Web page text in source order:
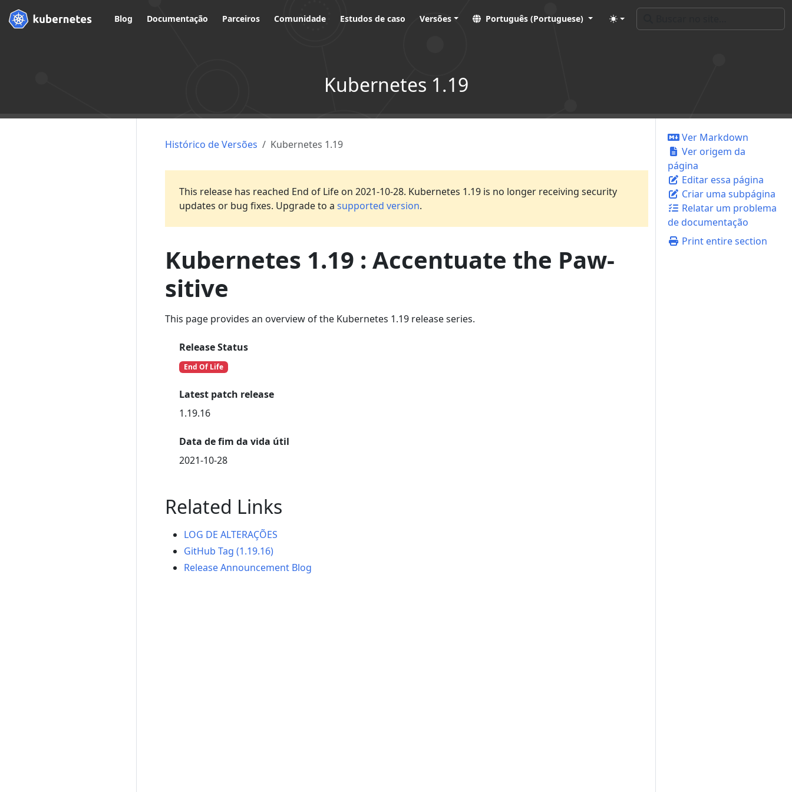
Blog Documentação Parceiros Comunidade Estudos de caso Versões Português (Portuguese)
Kubernetes 1.19
Ver Markdown
Ver origem da
página
Editar essa página
Criar uma subpágina
Relatar um problema
de documentação
Print entire section
Histórico de Versões Kubernetes 1.19
This release has reached End of Life on 2021-10-28. Kubernetes 1.19 is no longer receiving security
updates or bug fixes. Upgrade to a supported version.
Kubernetes 1.19 : Accentuate the Paw-
sitive
This page provides an overview of the Kubernetes 1.19 release series.
Release Status
End Of Life
Latest patch release
1.19.16
Data de fim da vida útil
2021-10-28
Related Links
LOG DE ALTERAÇÕES
GitHub Tag (1.19.16)
Release Announcement Blog